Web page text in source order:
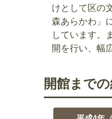
けとして区の
森あらかわ」
しています。
開を行い、幅
開館まで